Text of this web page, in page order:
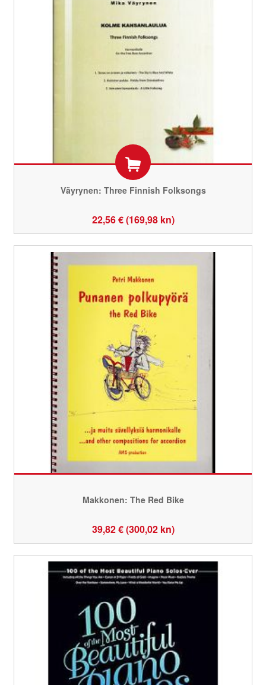
Väyrynen: Three Finnish Folksongs
22,56 € (169,98 kn)
Makkonen: The Red Bike
39,82 € (300,02 kn)